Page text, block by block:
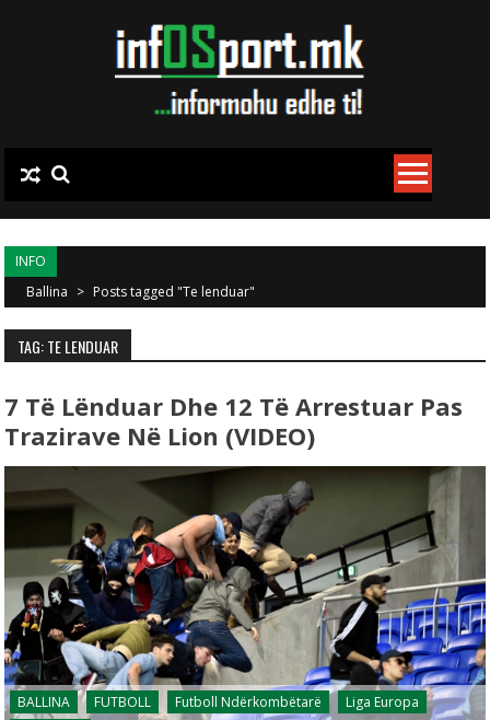
INFO
Ballina > Posts tagged "Te lenduar"
TAG: TE LENDUAR
7 Të Lënduar Dhe 12 Të Arrestuar Pas
Trazirave Në Lion (VIDEO)
BALLINA FUTBOLL Futboll Ndërkombëtarë
Liga Europa